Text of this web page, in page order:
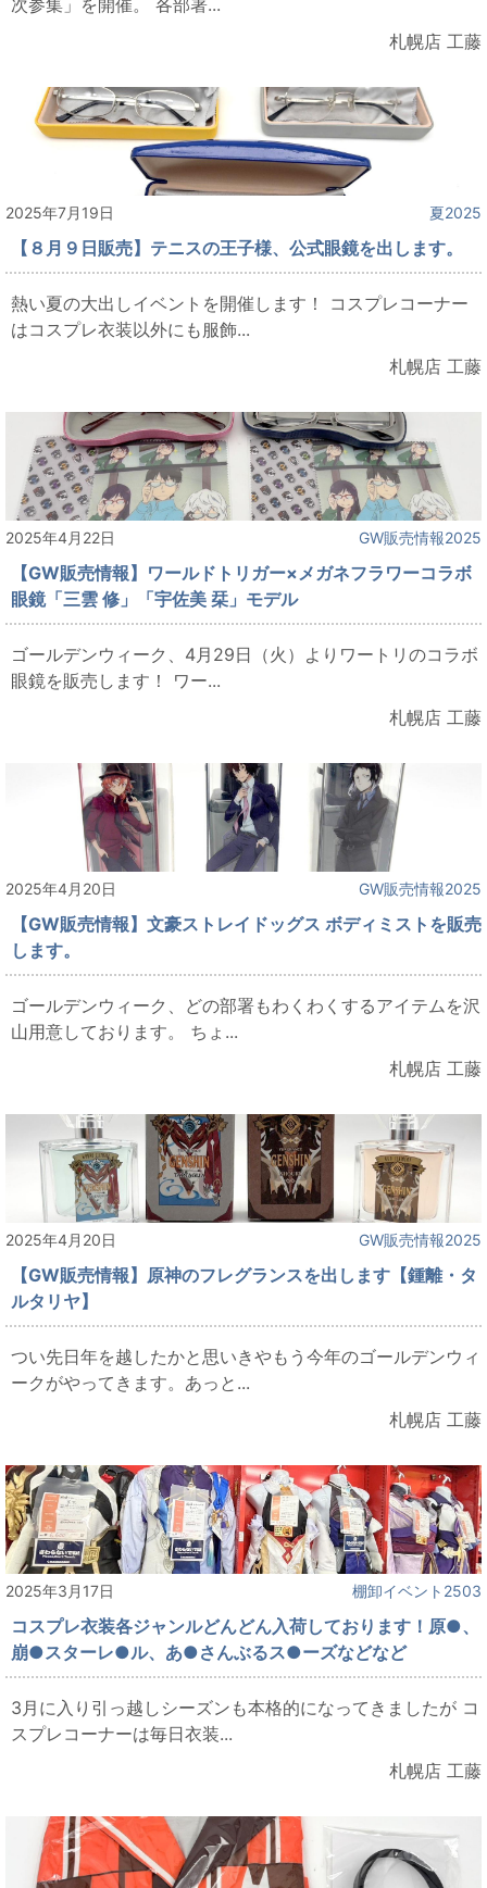
札幌店 工藤
2025年7月19日 夏2025
【８月９日販売】テニスの王子様、公式眼鏡を出します。
熱い夏の大出しイベントを開催します！ コスプレコーナー
はコスプレ衣装以外にも服飾...
札幌店 工藤
2025年4月22日 GW販売情報2025
【GW販売情報】ワールドトリガー×メガネフラワーコラボ
眼鏡「三雲 修」「宇佐美 栞」モデル
ゴールデンウィーク、4月29日（火）よりワートリのコラボ
眼鏡を販売します！ ワー...
札幌店 工藤
2025年4月20日 GW販売情報2025
【GW販売情報】文豪ストレイドッグス ボディミストを販売
します。
ゴールデンウィーク、どの部署もわくわくするアイテムを沢
山用意しております。 ちょ...
札幌店 工藤
2025年4月20日 GW販売情報2025
【GW販売情報】原神のフレグランスを出します【鍾離・タ
ルタリヤ】
つい先日年を越したかと思いきやもう今年のゴールデンウィ
ークがやってきます。あっと...
札幌店 工藤
2025年3月17日 棚卸イベント2503
コスプレ衣装各ジャンルどんどん入荷しております！原●、
崩●スターレ●ル、あ●さんぶるス●ーズなどなど
3月に入り引っ越しシーズンも本格的になってきましたが コ
スプレコーナーは毎日衣装...
札幌店 工藤